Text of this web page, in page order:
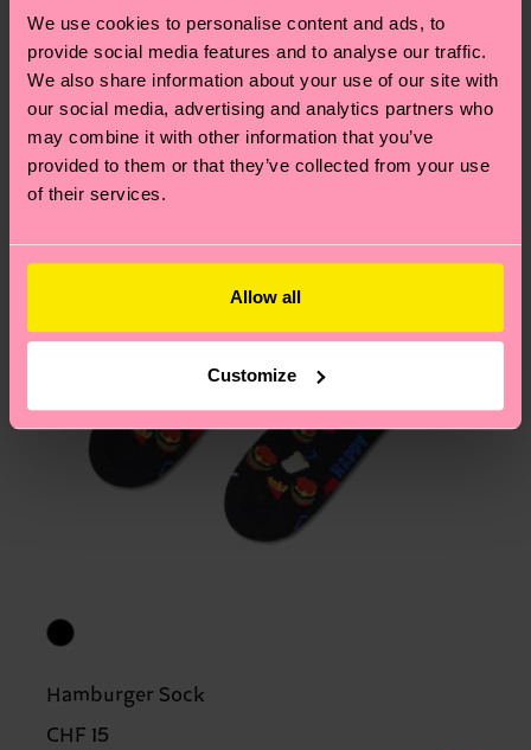
We use cookies to personalise content and ads, to
provide social media features and to analyse our traffic.
We also share information about your use of our site with
our social media, advertising and analytics partners who
may combine it with other information that you’ve
provided to them or that they’ve collected from your use
of their services.
Allow all
Customize
und die genaue Lieferzeit von der lokalen Post in
deinem Land abhängt.
Du hast Fragen zu einer Retoure? In unserem
Hilfebereich im Artikel Retouren findest du die
am häufigsten gestellten Fragen.
Hamburger Sock
CHF 15